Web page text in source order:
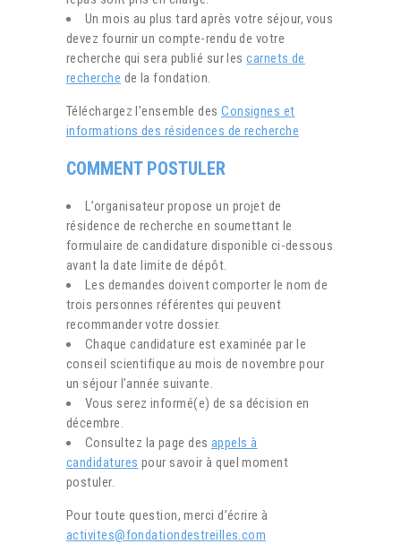
Un mois au plus tard après votre séjour, vous
devez fournir un compte-rendu de votre
recherche qui sera publié sur lescarnets de
recherche de la fondation.
Téléchargez l’ensemble desConsignes et
informations des résidences de recherche
COMMENT POSTULER
L’organisateur propose un projet de
résidence de recherche en soumettant le
formulaire de candidature disponible ci-dessous
avant la date limite de dépôt.
Les demandes doivent comporter le nom de
trois personnes référentes qui peuvent
recommander votre dossier.
Chaque candidature est examinée par le
conseil scientifique au mois de novembre pour
un séjour l’année suivante.
Vous serez informé(e) de sa décision en
décembre.
Consultez la page des appels à
candidatures pour savoir à quel moment
postuler.
Pour toute question, merci d’écrire à
activites@fondationdestreilles.com